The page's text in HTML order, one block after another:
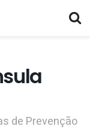
de Prevenção